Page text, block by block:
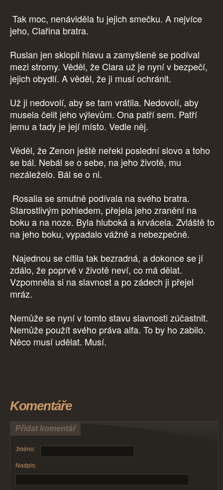
Tak moc, nenáviděla tu jejich smečku. A nejvíce
jeho, Clařina bratra.
Ruslan jen sklopil hlavu a zamyšleně se podíval
mezi stromy. Věděl, že Clara už je nyní v bezpečí,
jejich obydlí. A věděl, že ji musí ochránit.
Už ji nedovolí, aby se tam vrátila. Nedovolí, aby
musela čelit jeho výlevům. Ona patří sem. Patří
jemu a tady je její místo. Vedle něj.
Věděl, že Zenon ještě neřekl poslední slovo a toho
se bál. Nebál se o sebe, na jeho životě, mu
nezáleželo. Bál se o ni.
Rosalia se smutně podívala na svého bratra.
Starostlivým pohledem, přejela jeho zranění na
boku a na noze. Byla hluboká a krvácela. Zvláště to
na jeho boku, vypadalo vážně a nebezpečně.
Najednou se cítila tak bezradná, a dokonce se jí
zdálo, že poprvé v životě neví, co má dělat.
Vzpomněla si na slavnost a po zádech ji přejel
mráz.
Nemůže se nyní v tomto stavu slavnosti zúčastnit.
Nemůže použít svého práva alfa. To by ho zabilo.
Něco musí udělat. Musí.
Komentáře
Přidat komentář
Jméno:
Nadpis: